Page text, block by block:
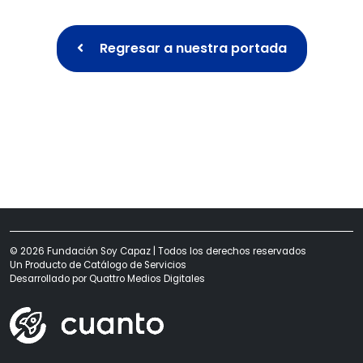
Regresar a nuestra portada
© 2026 Fundación Soy Capaz | Todos los derechos reservados
Un Producto deCatálogo de Servicios
Desarrollado porQuattro Medios Digitales